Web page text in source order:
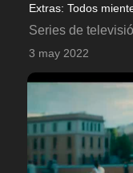
Extras: Todos
Series de
3 may 2022